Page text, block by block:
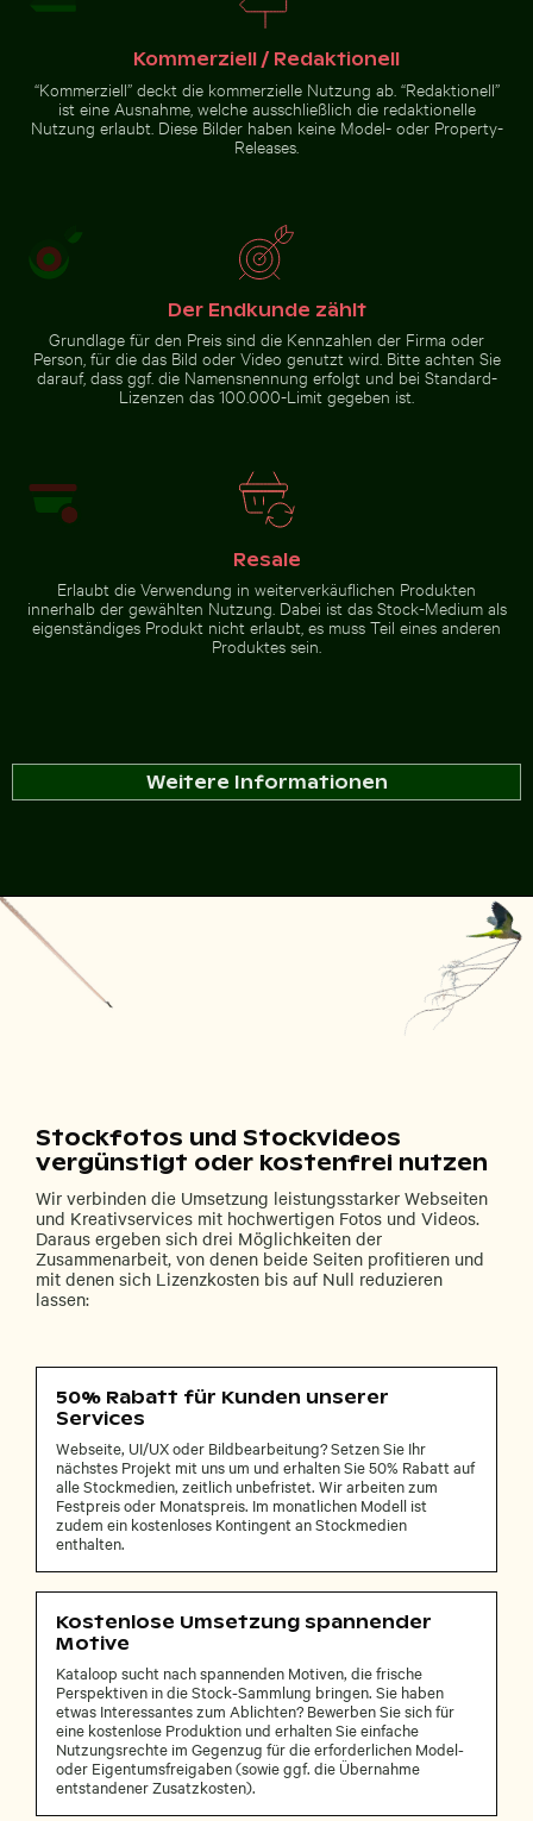
Bewegungseffekt
Leuchtend
Rosa
Oleanderblüten
in Natürlicher
Umgebung
Neugierige
blickt
hinter
blauer Tür
hervor
Zur Stock-Kollektion
Kommerziell / Redaktionell
“Kommerziell” deckt die kommerzielle Nutzung ab. “Redaktionell”
ist eine Ausnahme, welche ausschließlich die redaktionelle
Nutzung erlaubt. Diese Bilder haben keine Model- oder Property-
Releases.
Der Endkunde zählt
Grundlage für den Preis sind die Kennzahlen der Firma oder
Person, für die das Bild oder Video genutzt wird. Bitte achten Sie
darauf, dass ggf. die Namensnennung erfolgt und bei Standard-
Lizenzen das 100.000-Limit gegeben ist.
Resale
Erlaubt die Verwendung in weiterverkäuflichen Produkten
innerhalb der gewählten Nutzung. Dabei ist das Stock-Medium als
eigenständiges Produkt nicht erlaubt, es muss Teil eines anderen
Produktes sein.
Weitere Informationen
Stockfotos und Stockvideos
vergünstigt oder kostenfrei nutzen
Wir verbinden die Umsetzung leistungsstarker Webseiten
und Kreativservices mit hochwertigen Fotos und Videos.
Daraus ergeben sich drei Möglichkeiten der
Zusammenarbeit, von denen beide Seiten profitieren und
mit denen sich Lizenzkosten bis auf Null reduzieren
lassen:
50% Rabatt für Kunden unserer
Services
Webseite, UI/UX oder Bildbearbeitung? Setzen Sie Ihr
nächstes Projekt mit uns um und erhalten Sie 50% Rabatt auf
alle Stockmedien, zeitlich unbefristet. Wir arbeiten zum
Festpreis oder Monatspreis. Im monatlichen Modell ist
zudem ein kostenloses Kontingent an Stockmedien
enthalten.
Kostenlose Umsetzung spannender
Motive
Kataloop sucht nach spannenden Motiven, die frische
Perspektiven in die Stock-Sammlung bringen. Sie haben
etwas Interessantes zum Ablichten? Bewerben Sie sich für
eine kostenlose Produktion und erhalten Sie einfache
Nutzungsrechte im Gegenzug für die erforderlichen Model-
oder Eigentumsfreigaben (sowie ggf. die Übernahme
entstandener Zusatzkosten).